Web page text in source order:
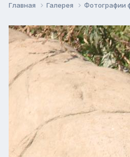
Главная Галерея Фотографии